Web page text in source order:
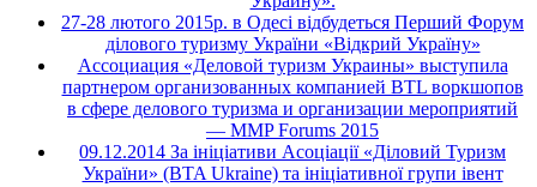
27-28 лютого 2015р. в Одесі відбудеться Перший Форум
ділового туризму України «Відкрий Україну»
Ассоциация «Деловой туризм Украины» выступила
партнером организованных компанией BTL воркшопов
в сфере делового туризма и организации мероприятий
— MMP Forums 2015
09.12.2014 За ініціативи Асоціації «Діловий Туризм
України» (BTA Ukraine) та ініціативної групи івент